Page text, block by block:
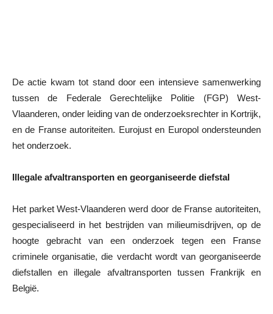
De actie kwam tot stand door een intensieve samenwerking
tussen de Federale Gerechtelijke Politie (FGP) West-
Vlaanderen, onder leiding van de onderzoeksrechter in Kortrijk,
en de Franse autoriteiten. Eurojust en Europol ondersteunden
het onderzoek.
Illegale afvaltransporten en georganiseerde diefstal
Het parket West-Vlaanderen werd door de Franse autoriteiten,
gespecialiseerd in het bestrijden van milieumisdrijven, op de
hoogte gebracht van een onderzoek tegen een Franse
criminele organisatie, die verdacht wordt van georganiseerde
diefstallen en illegale afvaltransporten tussen Frankrijk en
België.